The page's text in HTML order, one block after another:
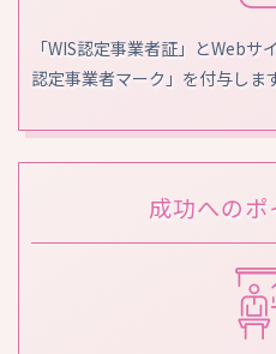
「WIS認定事業者証」とWeb
認定事業者マーク」を付与しま
成功へのポ